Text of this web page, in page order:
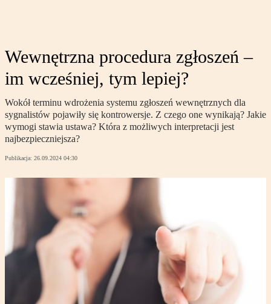
Wewnętrzna procedura zgłoszeń –
im wcześniej, tym lepiej?
Wokół terminu wdrożenia systemu zgłoszeń wewnętrznych dla
sygnalistów pojawiły się kontrowersje. Z czego one wynikają? Jakie
wymogi stawia ustawa? Która z możliwych interpretacji jest
najbezpieczniejsza?
Publikacja: 26.09.2024 04:30